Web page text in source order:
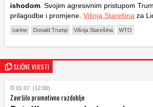
ishodom . Svojim agresivnim pristupom
prilagodbe i promjene. Višnja Starešina za
carine Donald Trump Višnja Starešina WTO
SLIČNE VIJESTI
01.07. (12:00)
Završilo promotivno razdoblje